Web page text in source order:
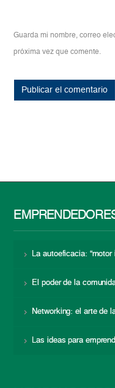
Guarda mi nombre, correo
próxima vez que comente.
La autoeficacia:
El poder de la
Networking: el arte de
Las ideas para